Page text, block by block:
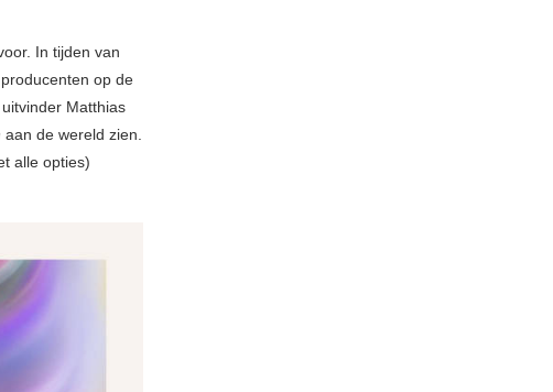
In tijden van
op de
Matthias
aan de wereld zien.
alle opties)